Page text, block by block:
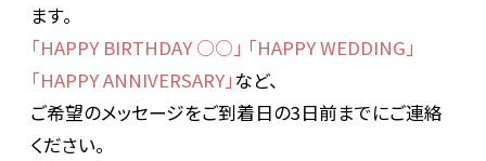
ます。
「HAPPY BIRTHDAY ○○」 「HAPPY WEDDING」
「HAPPY ANNIVERSARY」 など、
ご希望のメッセージをご到着日の3日前までにご連絡
ください。